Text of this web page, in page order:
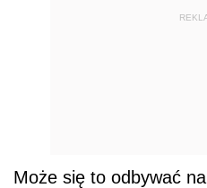
Może się to odbywać